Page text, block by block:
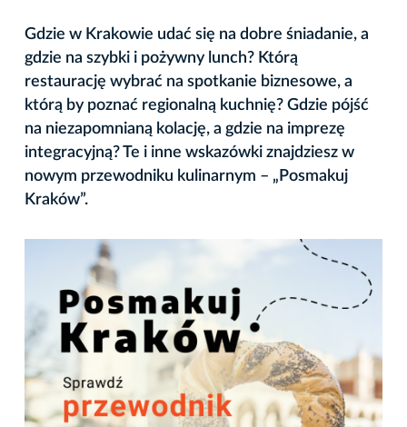
Gdzie w Krakowie udać się na dobre śniadanie, a
gdzie na szybki i pożywny lunch? Którą
restaurację wybrać na spotkanie biznesowe, a
którą by poznać regionalną kuchnię? Gdzie pójść
na niezapomnianą kolację, a gdzie na imprezę
integracyjną? Te i inne wskazówki znajdziesz w
nowym przewodniku kulinarnym – „Posmakuj
Kraków”.